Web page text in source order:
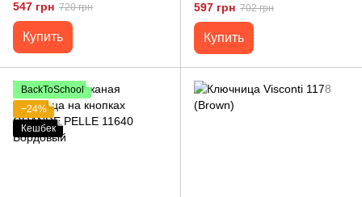
547 грн 720 грн
Купить
597 грн 702 грн
Купить
BackToSchool
−24%
Кешбек